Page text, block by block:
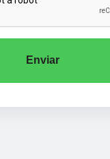
Enviar